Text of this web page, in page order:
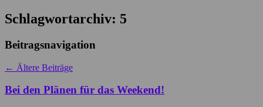
Schlagwortarchiv: 5
Beitragsnavigation
← Ältere Beiträge
Bei den Plänen für das Weekend!